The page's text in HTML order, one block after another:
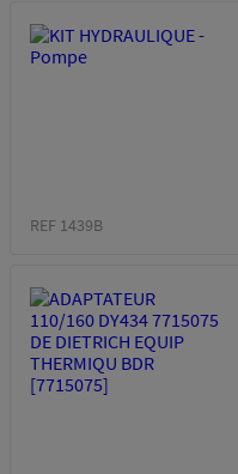
REF 1439B